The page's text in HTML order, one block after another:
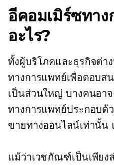
อีคอมเมิร์ซทา
อะไร?
ทั้งผู้บริโภคและธุรกิจต่า
ทางการแพทย์เพื่อตอบส
เป็นส่วนใหญ่ บางคนอา
ทางการแพทย์ประกอบ
ขายทางออนไลน์เท่านั้น
แม้ว่าเวชภัณฑ์เป็นเพียง